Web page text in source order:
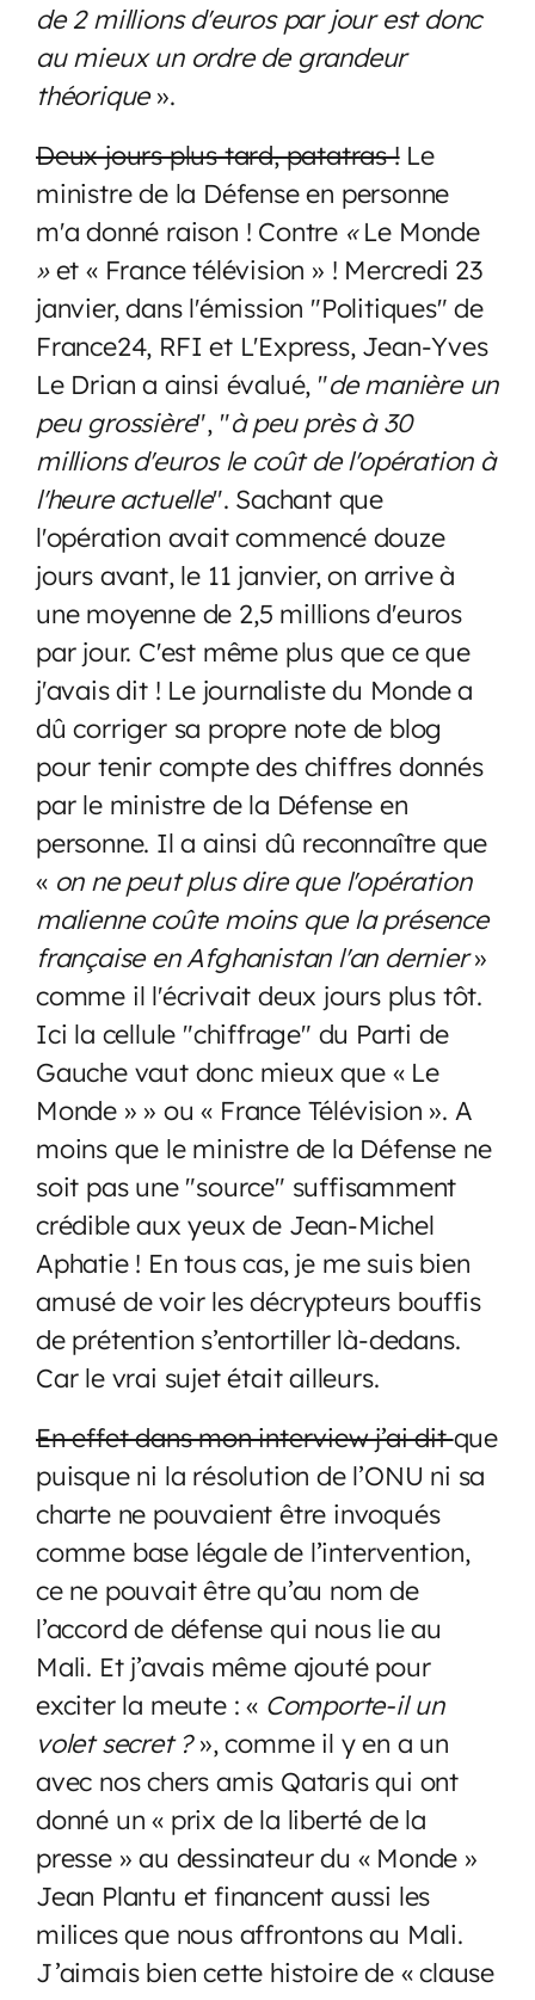
de 2 millions d'euros par jour est donc
au mieux un ordre de grandeur
théorique».
Deux jours plus tard, patatras !Le
ministre de la Défense en personne
m'a donné raison ! Contre « Le Monde
»et « France télévision » ! Mercredi 23
janvier, dans l'émission "Politiques" de
France24, RFI et L'Express, Jean-Yves
Le Drian a ainsi évalué, "de manière un
peu grossière", "à peu près à 30
millions d'euros le coût de l'opération à
l'heure actuelle". Sachant que
l'opération avait commencé douze
jours avant, le 11 janvier, on arrive à
une moyenne de 2,5 millions d'euros
par jour. C'est même plus que ce que
j'avais dit ! Le journaliste du Monde a
dû corriger sa propre note de blog
pour tenir compte des chiffres donnés
par le ministre de la Défense en
personne. Il a ainsi dû reconnaître que
« on ne peut plus dire que l'opération
malienne coûte moins que la présence
française en Afghanistan l'an dernier»
comme il l'écrivait deux jours plus tôt.
Ici la cellule "chiffrage" du Parti de
Gauche vaut donc mieux que « Le
Monde » » ou « France Télévision ». A
moins que le ministre de la Défense ne
soit pas une "source" suffisamment
crédible aux yeux de Jean-Michel
Aphatie ! En tous cas, je me suis bien
amusé de voir les décrypteurs bouffis
de prétention s’entortiller là-dedans.
Car le vrai sujet était ailleurs.
En effet dans mon interview j’ai ditque
puisque ni la résolution de l’ONU ni sa
charte ne pouvaient être invoqués
comme base légale de l’intervention,
ce ne pouvait être qu’au nom de
l’accord de défense qui nous lie au
Mali. Et j’avais même ajouté pour
exciter la meute : « Comporte-il un
volet secret ?», comme il y en a un
avec nos chers amis Qataris qui ont
donné un « prix de la liberté de la
presse » au dessinateur du « Monde »
Jean Plantu et financent aussi les
milices que nous affrontons au Mali.
J’aimais bien cette histoire de « clause